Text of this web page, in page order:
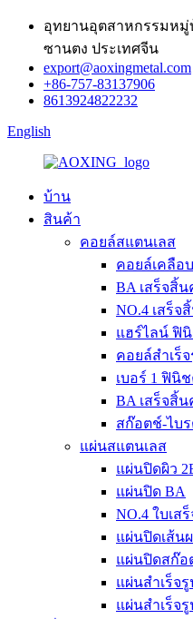
อุทยานอุตสาหกรรมหมู่
ซานตง ประเทศจีน
export@aoxingmetal.com
+86-757-83137906
8613924822232
English
บ้าน
สินค้า
คอยล์สแตนเลส
คอยล์เคลือ
BA เสร็จสิ้
NO.4 เสร็จ
แฮร์ไลน์ ฟิ
คอยล์สำเร็
เบอร์ 1 ฟินิ
BA เสร็จสิ้
สก๊อตช์-ไบ
แผ่นสแตนเลส
แผ่นปิดผิว
แผ่นปิด BA
NO.4 ใบเสร็
แผ่นปิดเส้น
แผ่นปิดสก๊อ
แผ่นสำเร็จ
แผ่นสำเร็จ